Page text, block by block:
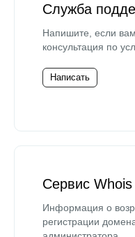
Служба
Напишите, если
консультация по
Написать
Сервис Whois
Информация о
регистрации